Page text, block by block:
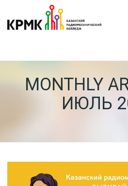
MONTHLY
ИЮЛЬ